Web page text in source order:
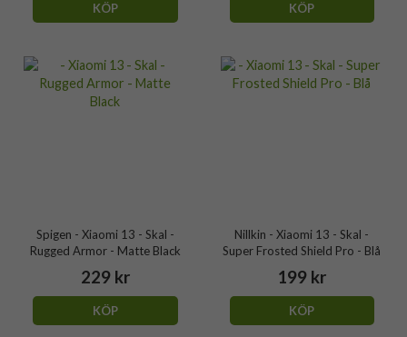
KÖP KÖP
Spigen - Xiaomi 13 - Skal -
Rugged Armor - Matte Black
229 kr
KÖP
Nillkin - Xiaomi 13 - Skal -
Super Frosted Shield Pro - Blå
199 kr
KÖP